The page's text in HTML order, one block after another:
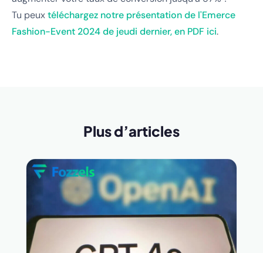
Tu peuxtéléchargez notre présentation de l'Emerce
Fashion-Event 2024 de jeudi dernier, en PDF ici.
Plus d’articles